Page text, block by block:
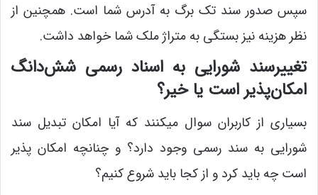
سپس صدور سند تک برگ به آدرس شما است. همچنین از
نظر هزینه نیز بستگی به متراژ ملک شما خواهد داشت.
تغییرسند شورایی به اسناد رسمی شش‌دانگ
امکان‌پذیر است یا خیر؟
بسیاری از کاربران سوال میکنند که آیا امکان تبدیل سند
شورایی به سند رسمی وجود دارد؟ و چنانچه امکان پذیر
است چه باید کرد و از کجا باید شروع کنیم؟